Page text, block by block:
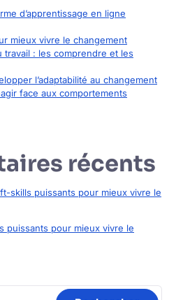
d’apprentissage en ligne
mieux vivre le changement
travail : les comprendre et les
l’adaptabilité au changement
face aux comportements
récents
skills puissants pour mieux vivre le
puissants pour mieux vivre le